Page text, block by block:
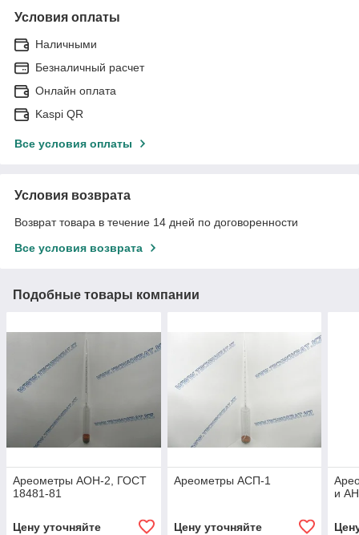
Условия оплаты
Наличными
Безналичный расчет
Онлайн оплата
Kaspi QR
Все условия оплаты
Условия возврата
Возврат товара в течение 14 дней по договоренности
Все условия возврата
Подобные товары компании
Ареометры АОН-2, ГОСТ
18481-81
Цену уточняйте
Ареометры АСП-1
Цену уточняйте
и